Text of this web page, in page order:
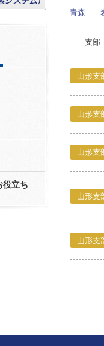
役立ち
青森
支部
山形支
山形支
山形支
山形支
山形支